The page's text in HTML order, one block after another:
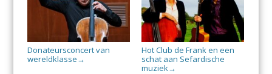
Donateursconcert van
wereldklasse →
Hot Club de Frank en een
schat aan Sefardische
muziek→